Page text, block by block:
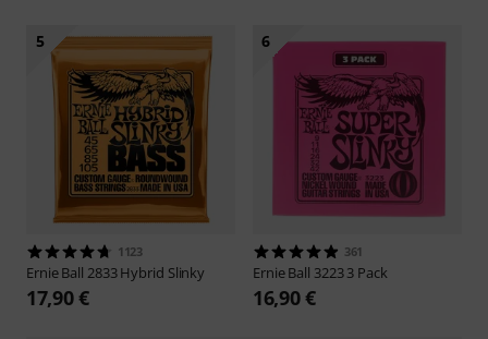
5
1123
Ernie Ball 2833 Hybrid Slinky
17,90 €
6
361
Ernie Ball 3223 3 Pack
16,90 €